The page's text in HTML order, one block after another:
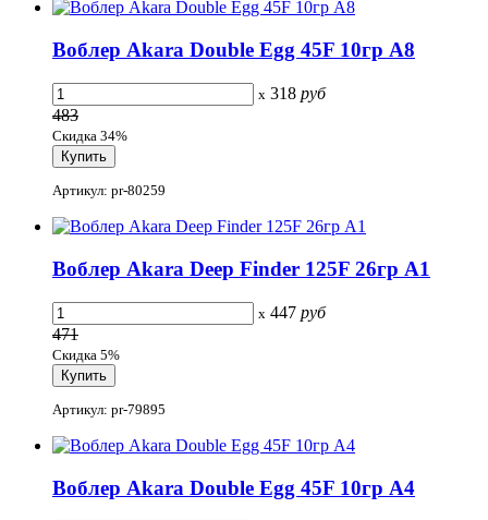
Воблер Akara Double Egg 45F 10гр A8
x 318 руб
483
Скидка 34%
Артикул: pr-80259
Воблер Akara Deep Finder 125F 26гр A1
x 447 руб
471
Скидка 5%
Артикул: pr-79895
Воблер Akara Double Egg 45F 10гр A4